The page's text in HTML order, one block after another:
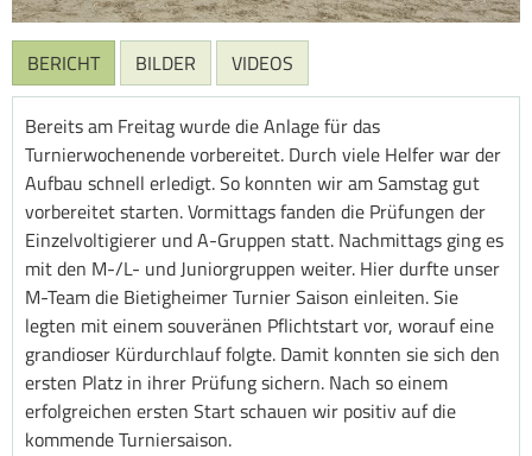
BERICHT BILDER VIDEOS
Bereits am Freitag wurde die Anlage für das
Turnierwochenende vorbereitet. Durch viele Helfer war der
Aufbau schnell erledigt. So konnten wir am Samstag gut
vorbereitet starten. Vormittags fanden die Prüfungen der
Einzelvoltigierer und A-Gruppen statt. Nachmittags ging es
mit den M-/L- und Juniorgruppen weiter. Hier durfte unser
M-Team die Bietigheimer Turnier Saison einleiten. Sie
legten mit einem souveränen Pflichtstart vor, worauf eine
grandioser Kürdurchlauf folgte. Damit konnten sie sich den
ersten Platz in ihrer Prüfung sichern. Nach so einem
erfolgreichen ersten Start schauen wir positiv auf die
kommende Turniersaison.